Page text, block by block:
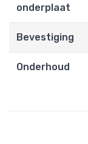
onderplaat
Bevestiging
Onderhoud